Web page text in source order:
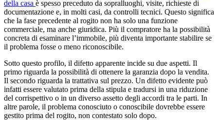
della casa è spesso preceduto da sopralluoghi, visite, richieste di
documentazione e, in molti casi, da controlli tecnici. Questo significa
che la fase precedente al rogito non ha solo una funzione
commerciale, ma anche giuridica. Più il compratore ha la possibilità
concreta di esaminare l’immobile, più diventa importante stabilire se
il problema fosse o meno riconoscibile.
Sotto questo profilo, il difetto apparente incide su due aspetti. Il
primo riguarda la possibilità di ottenere la garanzia dopo la vendita.
Il secondo riguarda la trattativa sul prezzo. Un difetto evidente può
infatti essere valutato prima della stipula e tradursi in una riduzione
del corrispettivo o in un diverso assetto degli accordi tra le parti. In
altre parole, il problema conosciuto o conoscibile dovrebbe essere
gestito prima del rogito, non contestato solo dopo.